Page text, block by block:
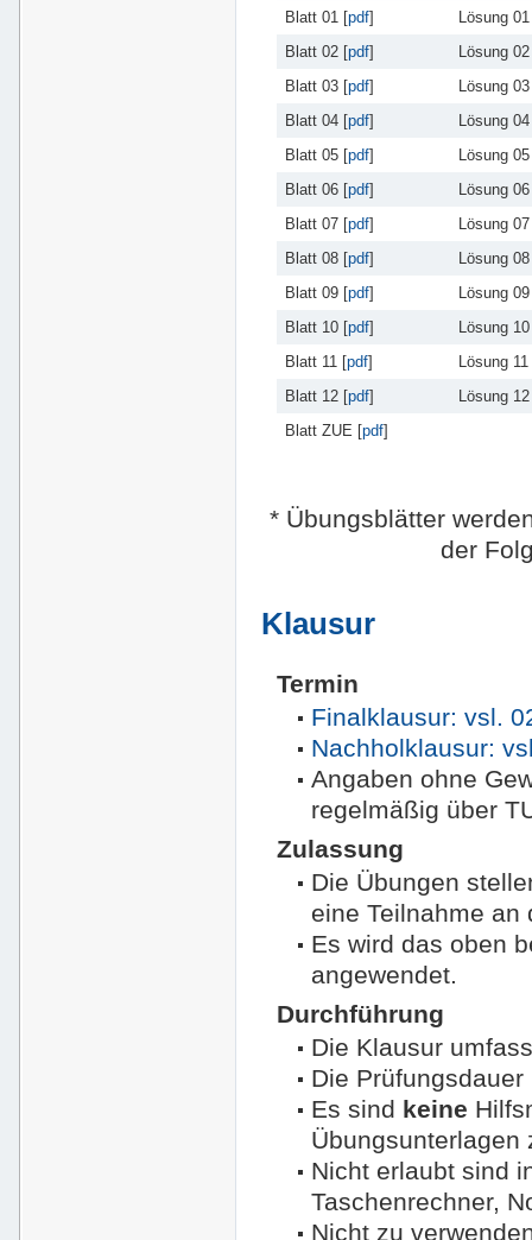
Blatt 01 [pdf]
Lösung
Blatt 02 [pdf]
Lösung
Blatt 03 [pdf]
Lösung
Blatt 04 [pdf]
Lösung
Blatt 05 [pdf]
Lösung
Blatt 06 [pdf]
Lösung
Blatt 07 [pdf]
Lösung
Blatt 08 [pdf]
Lösung
Blatt 09 [pdf]
Lösung
Blatt 10 [pdf]
Lösung
Blatt 11 [pdf]
Lösung 11
Blatt 12 [pdf]
Lösung
Blatt ZUE [pdf]
* Übungsblätter
der
Klausur
Termin
Finalklausur: vsl.
Nachholklausur:
Angaben ohne
regelmäßig über
Zulassung
Die Übungen
eine Teilnahme an
Es wird das oben
angewendet.
Durchführung
Die Klausur
Die
Es sind keine
Übungsunterlagen
Nicht erlaubt sind
Taschenrechner,
Nicht zu